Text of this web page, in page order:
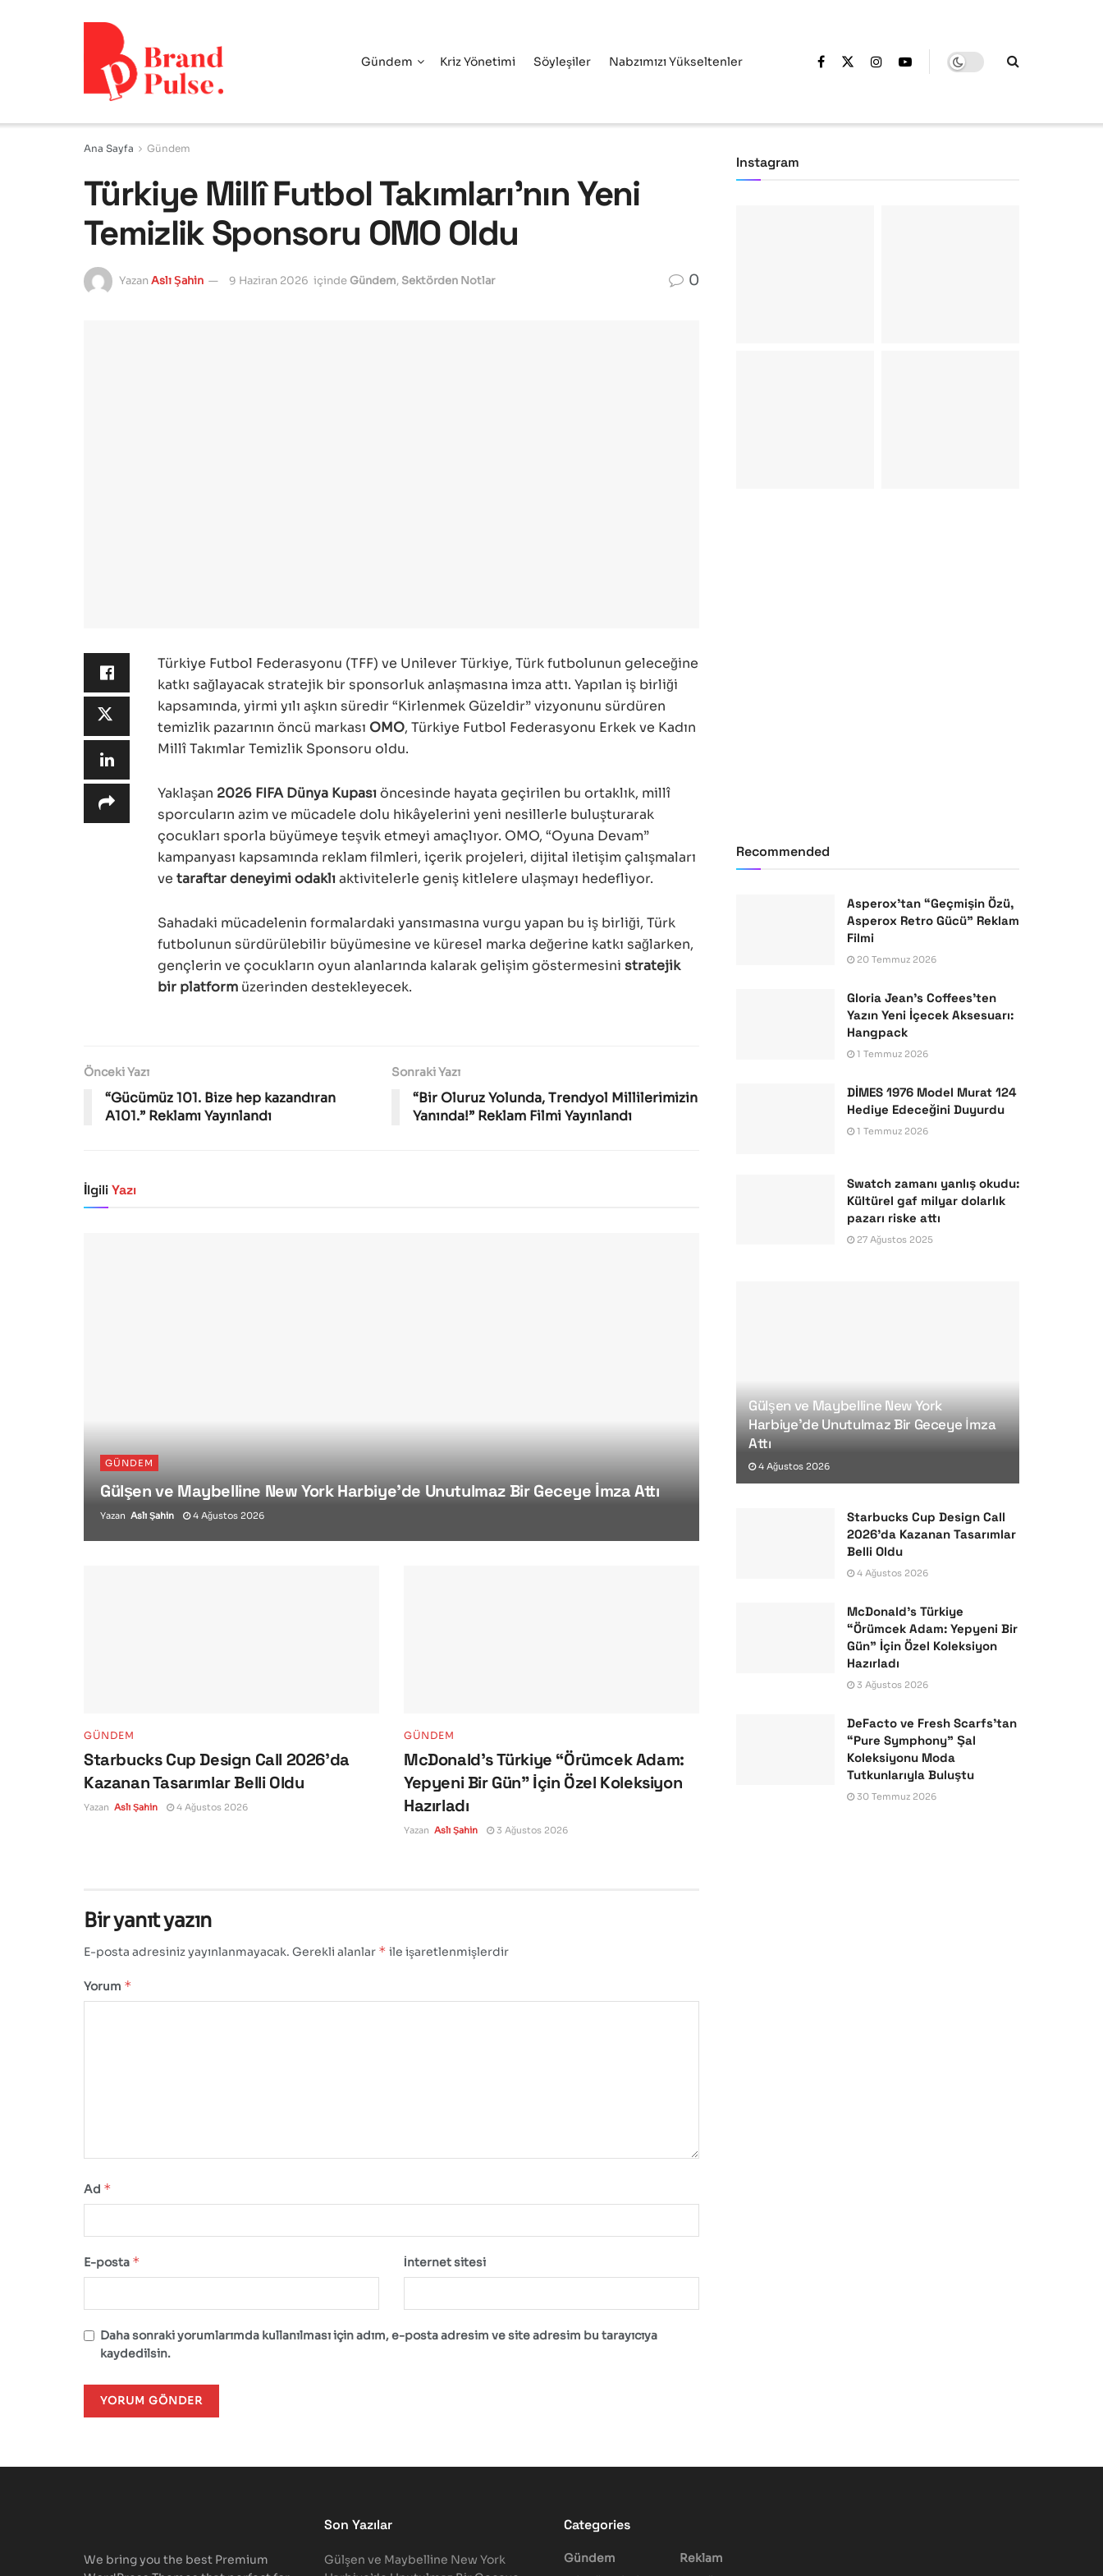
Gündem Kriz Yönetimi Söyleşiler Nabzımızı Yükseltenler
Ana Sayfa Gündem
Türkiye Millî Futbol Takımları’nın Yeni
Temizlik Sponsoru OMO Oldu
Yazan Aslı Şahin 9 Haziran 2026 içinde Gündem, Sektörden Notlar 0
Türkiye Futbol Federasyonu (TFF) ve Unilever Türkiye, Türk futbolunun geleceğine
katkı sağlayacak stratejik bir sponsorluk anlaşmasına imza attı. Yapılan iş birliği
kapsamında, yirmi yılı aşkın süredir “Kirlenmek Güzeldir” vizyonunu sürdüren
temizlik pazarının öncü markası OMO, Türkiye Futbol Federasyonu Erkek ve Kadın
Millî Takımlar Temizlik Sponsoru oldu.
Yaklaşan 2026 FIFA Dünya Kupasıöncesinde hayata geçirilen bu ortaklık, millî
sporcuların azim ve mücadele dolu hikâyelerini yeni nesillerle buluşturarak
çocukları sporla büyümeye teşvik etmeyi amaçlıyor. OMO, “Oyuna Devam”
kampanyası kapsamında reklam filmleri, içerik projeleri, dijital iletişim çalışmaları
ve taraftar deneyimi odaklıaktivitelerle geniş kitlelere ulaşmayı hedefliyor.
Sahadaki mücadelenin formalardaki yansımasına vurgu yapan bu iş birliği, Türk
futbolunun sürdürülebilir büyümesine ve küresel marka değerine katkı sağlarken,
gençlerin ve çocukların oyun alanlarında kalarak gelişim göstermesini stratejik
bir platform üzerinden destekleyecek.
Önceki Yazı
“Gücümüz 101. Bize hep kazandıran
A101.” Reklamı Yayınlandı
Sonraki Yazı
“Bir Oluruz Yolunda, Trendyol Millilerimizin
Yanında!” Reklam Filmi Yayınlandı
İlgiliYazı
GÜNDEM
Gülşen ve Maybelline New York Harbiye’de Unutulmaz Bir Geceye İmza Attı
Yazan Aslı Şahin 4 Ağustos 2026
GÜNDEM
Starbucks Cup Design Call 2026’da
Kazanan Tasarımlar Belli Oldu
Yazan Aslı Şahin 4 Ağustos 2026
GÜNDEM
McDonald’s Türkiye “Örümcek Adam:
Yepyeni Bir Gün” İçin Özel Koleksiyon
Hazırladı
Yazan Aslı Şahin 3 Ağustos 2026
Bir yanıt yazın
E-posta adresiniz yayınlanmayacak. Gerekli alanlar * ile işaretlenmişlerdir
Yorum *
Ad *
E-posta * İnternet sitesi
Daha sonraki yorumlarımda kullanılması için adım, e-posta adresim ve site adresim bu tarayıcıya
kaydedilsin.
Instagram
Recommended
Asperox’tan “Geçmişin Özü,
Asperox Retro Gücü” Reklam
Filmi
20 Temmuz 2026
Gloria Jean’s Coffees’ten
Yazın Yeni İçecek Aksesuarı:
Hangpack
1 Temmuz 2026
DİMES 1976 Model Murat 124
Hediye Edeceğini Duyurdu
1 Temmuz 2026
Swatch zamanı yanlış okudu:
Kültürel gaf milyar dolarlık
pazarı riske attı
27 Ağustos 2025
Gülşen ve Maybelline New York
Harbiye’de Unutulmaz Bir Geceye İmza
Attı
4 Ağustos 2026
Starbucks Cup Design Call
2026’da Kazanan Tasarımlar
Belli Oldu
4 Ağustos 2026
McDonald’s Türkiye
“Örümcek Adam: Yepyeni Bir
Gün” İçin Özel Koleksiyon
Hazırladı
3 Ağustos 2026
DeFacto ve Fresh Scarfs’tan
“Pure Symphony” Şal
Koleksiyonu Moda
Tutkunlarıyla Buluştu
30 Temmuz 2026
We bring you the best Premium
Son Yazılar
Gülşen ve Maybelline New York
Categories
Gündem
Reklam